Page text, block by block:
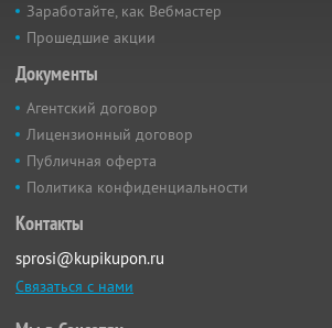
Заработайте, как Вебмастер
Прошедшие акции
Документы
Агентский договор
Лицензионный договор
Публичная оферта
Политика конфиденциальности
Контакты
sprosi@kupikupon.ru
Связаться с нами